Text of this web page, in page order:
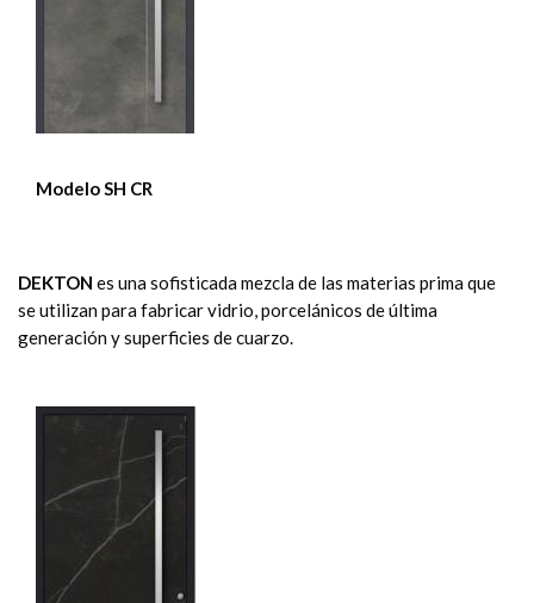
Modelo SH CR
DEKTON es una sofisticada mezcla de las materias prima que
se utilizan para fabricar vidrio, porcelánicos de última
generación y superficies de cuarzo.